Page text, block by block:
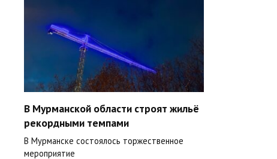
В Мурманской области строят жильё
рекордными темпами
В Мурманске состоялось торжественное
мероприятие